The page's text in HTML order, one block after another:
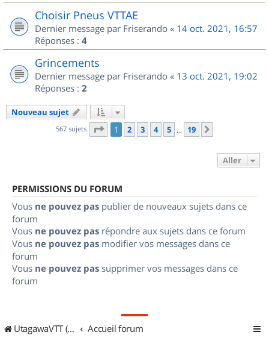
Choisir Pneus VTTAE
Dernier message par Friserando « 14 oct. 2021, 16:57
Réponses : 4
Grincements
Dernier message par Friserando « 13 oct. 2021, 19:02
Réponses : 2
Nouveau sujet
567 sujets Page 1sur
1 2 3 4 5 … 19
Aller
PERMISSIONS DU FORUM
Vous ne pouvez pas publier de nouveaux sujets dans ce
forum
Vous ne pouvez pas répondre aux sujets dans ce forum
Vous ne pouvez pas modifier vos messages dans ce
forum
Vous ne pouvez pas supprimer vos messages dans ce
forum
UtagawaVTT (Randos VTT et VTTAE avec traces GPS) Accueil forum